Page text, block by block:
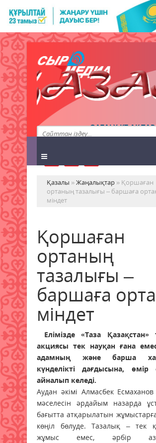
QAZALY.KZ
АГЕНТТІГІ
Қазалы »Жаңалықтар » Қоршаған
ортаның тазалығы – баршаға
міндет
Қоршаған
ортаның
тазалығы –
баршаға
міндет
Елімізде «Таза Қазақстан»
акциясы тек науқан ғана
адамның және барша
күнделікті дағдысына, өмір
айналып келеді.
Аудан әкімі Алмасбек
мәселесін әрдайым назарда
бағытта атқарылатын
көңіл бөлуде. Тазалық – тек
жұмыс емес, әрбір